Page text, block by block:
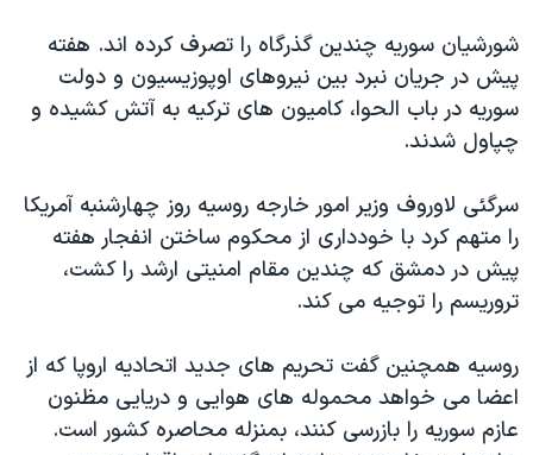
شورشیان سوریه چندین گذرگاه را تصرف کرده اند. هفته
پیش در جریان نبرد بین نیروهای اوپوزیسیون و دولت
سوریه در باب الحوا، کامیون های ترکیه به آتش کشیده و
چپاول شدند.
سرگئی لاوروف وزیر امور خارجه روسیه روز چهارشنبه آمریکا
را متهم کرد با خودداری از محکوم ساختن انفجار هفته
پیش در دمشق که چندین مقام امنیتی ارشد را کشت،
تروریسم را توجیه می کند.
روسیه همچنین گفت تحریم های جدید اتحادیه اروپا که از
اعضا می خواهد محموله های هوایی و دریایی مظنون
عازم سوریه را بازرسی کنند، بمنزله محاصره کشور است.